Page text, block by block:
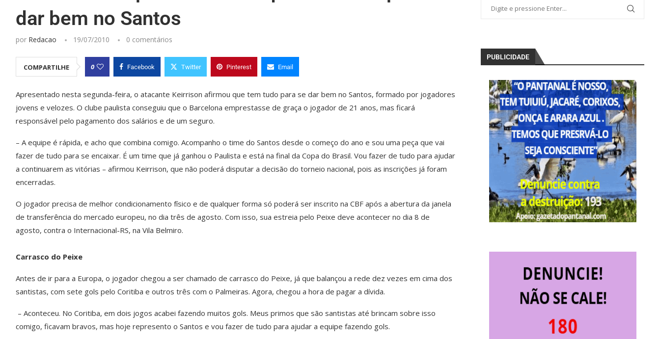
dar bem no Santos
por Redacao 19/07/2010 0 comentários
COMPARTILHE 0 Facebook Twitter Pinterest Email
Apresentado nesta segunda-feira, o atacante Keirrison afirmou que tem tudo para se dar bem no Santos, formado por jogadores
jovens e velozes. O clube paulista conseguiu que o Barcelona emprestasse de graça o jogador de 21 anos, mas ficará
responsável pelo pagamento dos salários e de um seguro.
– A equipe é rápida, e acho que combina comigo. Acompanho o time do Santos desde o começo do ano e sou uma peça que vai
fazer de tudo para se encaixar. É um time que já ganhou o Paulista e está na final da Copa do Brasil. Vou fazer de tudo para ajudar
a continuarem as vitórias – afirmou Keirrison, que não poderá disputar a decisão do torneio nacional, pois as inscrições já foram
encerradas.
O jogador precisa de melhor condicionamento físico e de qualquer forma só poderá ser inscrito na CBF após a abertura da janela
de transferência do mercado europeu, no dia três de agosto. Com isso, sua estreia pelo Peixe deve acontecer no dia 8 de
agosto, contra o Internacional-RS, na Vila Belmiro.
Carrasco do Peixe
Antes de ir para a Europa, o jogador chegou a ser chamado de carrasco do Peixe, já que balançou a rede dez vezes em cima dos
santistas, com sete gols pelo Coritiba e outros três com o Palmeiras. Agora, chegou a hora de pagar a dívida.
– Aconteceu. No Coritiba, em dois jogos acabei fazendo muitos gols. Meus primos que são santistas até brincam sobre isso
comigo, ficavam bravos, mas hoje represento o Santos e vou fazer de tudo para ajudar a equipe fazendo gols.
PUBLICIDADE